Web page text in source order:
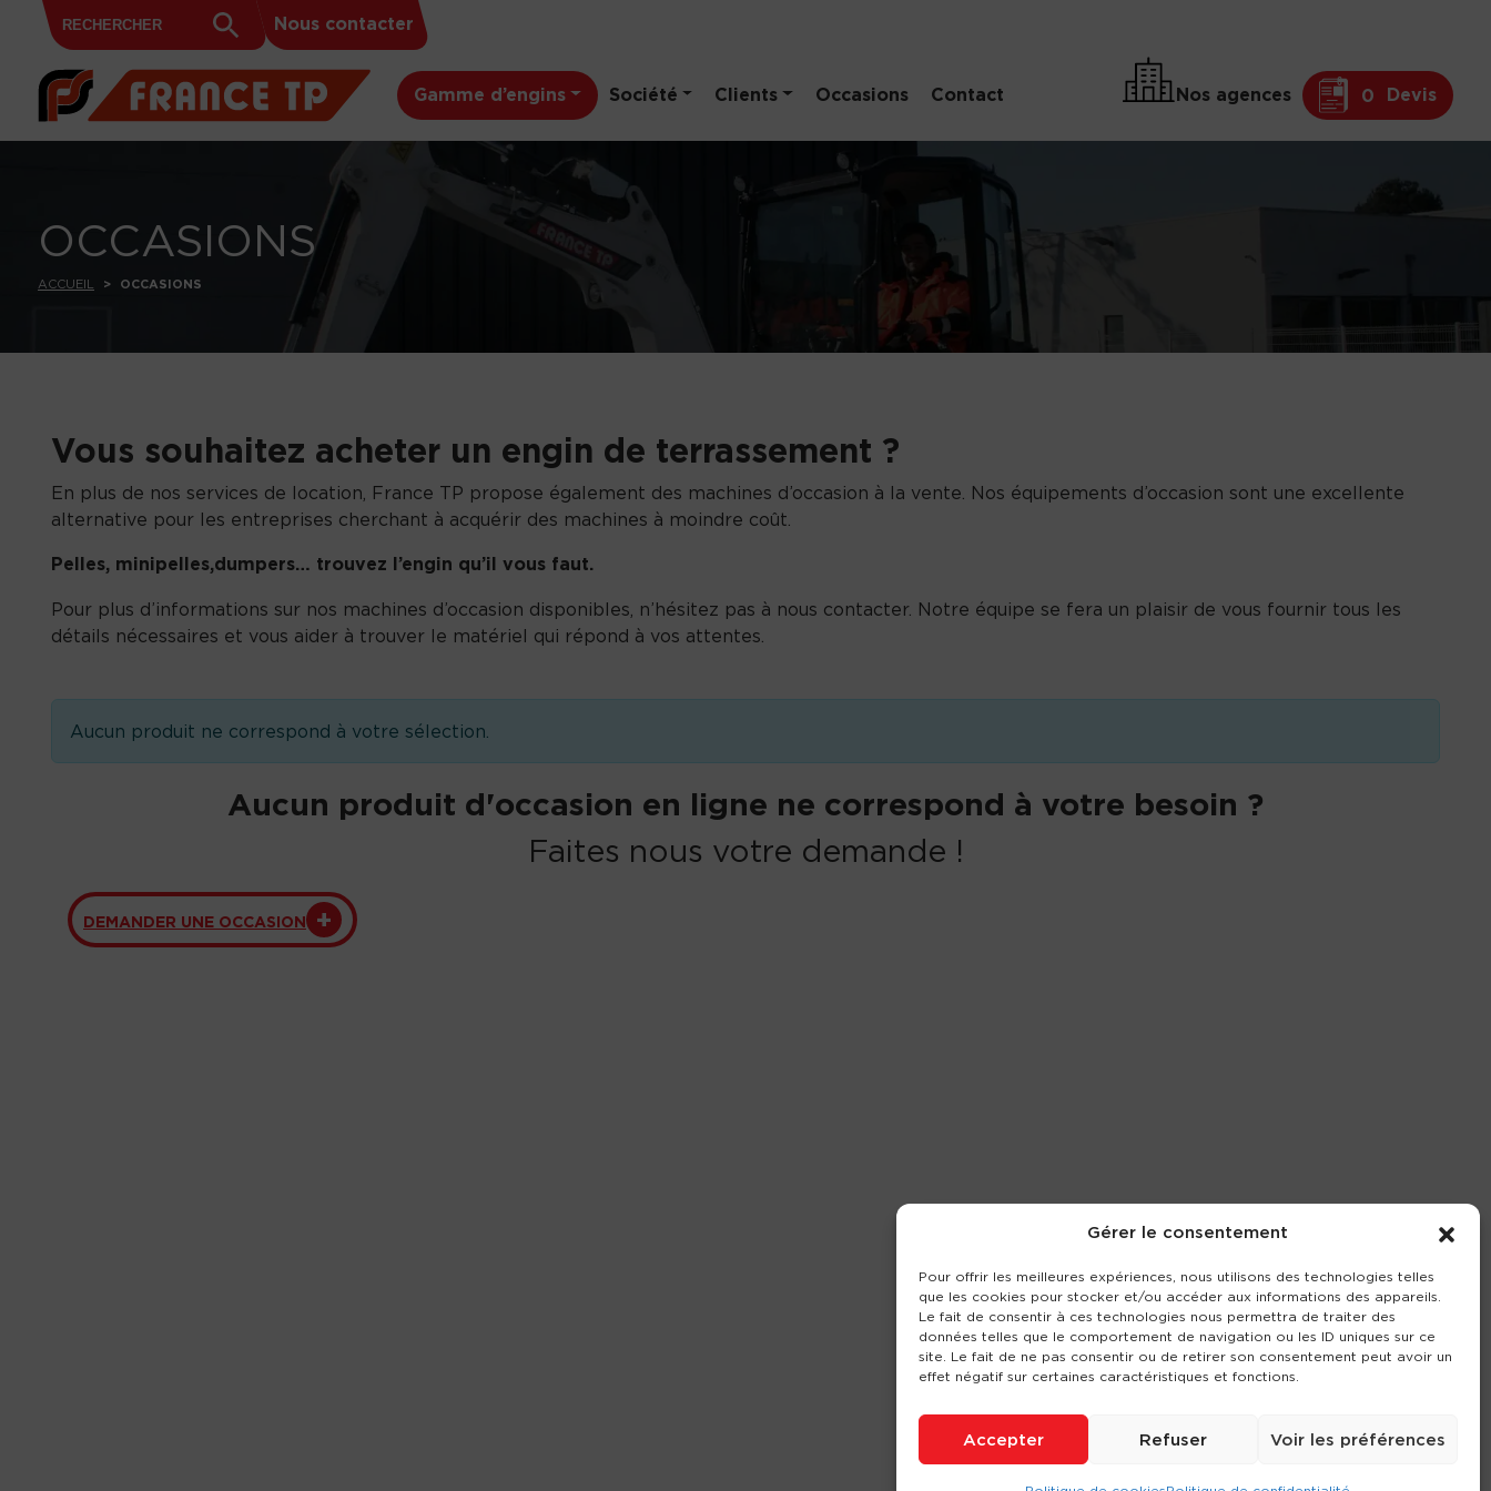
Gérer le consentement
Pour offrir les meilleures expériences, nous utilisons des technologies telles
que les cookies pour stocker et/ou accéder aux informations des appareils.
Le fait de consentir à ces technologies nous permettra de traiter des
données telles que le comportement de navigation ou les ID uniques sur ce
site. Le fait de ne pas consentir ou de retirer son consentement peut avoir un
effet négatif sur certaines caractéristiques et fonctions.
Accepter Refuser Voir les préférences
Skip to content
Search
for:
Search
Button
Nous contacter
Gamme d’engins Société Clients Occasions Contact Nos agences 0 Devis
OCCASIONS
ACCUEIL OCCASIONS
Vous souhaitez acheter un engin de terrassement ?
En plus de nos services de location, France TP propose également des machines d’occasion à la vente. Nos équipements d’occasion sont une excellente
alternative pour les entreprises cherchant à acquérir des machines à moindre coût.
Pelles, minipelles,dumpers… trouvez l’engin qu’il vous faut.
Pour plus d’informations sur nos machines d’occasion disponibles, n’hésitez pas à nous contacter. Notre équipe se fera un plaisir de vous fournir tous les
détails nécessaires et vous aider à trouver le matériel qui répond à vos attentes.
Aucun produit ne correspond à votre sélection.
Aucun produit d'occasion en ligne ne correspond à votre besoin ?
Faites nous votre demande !
DEMANDER UNE OCCASION